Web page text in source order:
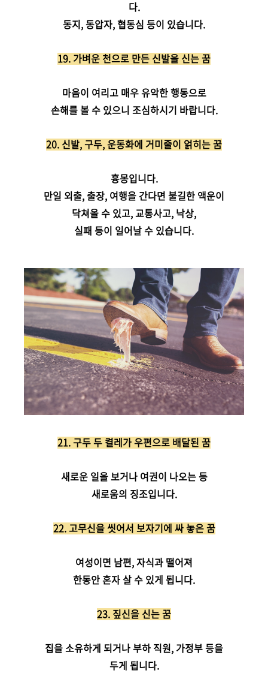
다.
동지, 동압자, 협동심 등이 있습니다.
19. 가벼운 천으로 만든 신발을 신는 꿈
마음이 여리고 매우 유악한 행동으로
손해를 볼 수 있으니 조심하시기 바랍니다.
20. 신발, 구두, 운동화에 거미줄이 얽히는 꿈
흉몽입니다.
만일 외출, 출장, 여행을 간다면 불길한 액운이
닥쳐올 수 있고, 교통사고, 낙상,
실패 등이 일어날 수 있습니다.
21. 구두 두 켤레가 우편으로 배달된 꿈
새로운 일을 보거나 여권이 나오는 등
새로움의 징조입니다.
22. 고무신을 씻어서 보자기에 싸 놓은 꿈
여성이면 남편, 자식과 떨어져
한동안혼자 살 수 있게 됩니다.
23. 짚신을 신는 꿈
집을 소유하게 되거나 부하 직원, 가정부 등을
두게 됩니다.